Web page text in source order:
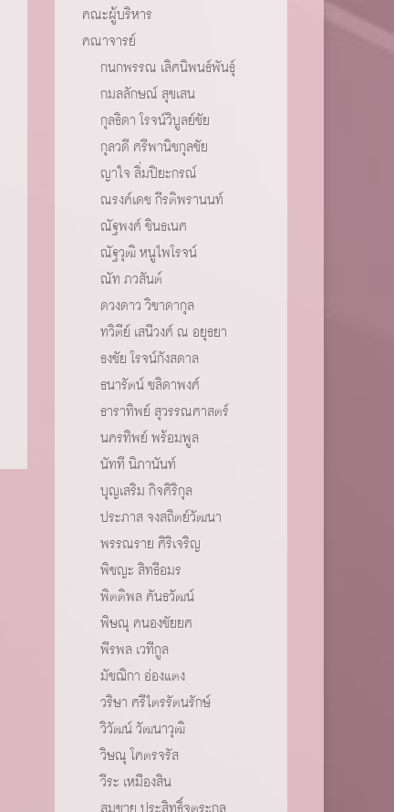
คณะผู้บริหาร
คณาจารย์
กนกพรรณ เลิศนิพนธ์พันธุ์
กมลลักษณ์ สุขเสน
กุลธิดา โรจน์วิบูลย์ชัย
กุลวดี ศรีพานิชกุลชัย
ญาใจ ลิ่มปิยะกรณ์
ณรงค์เดช กีรติพรานนท์
ณัฐพงศ์ ชินธเนศ
ณัฐวุฒิ หนูไพโรจน์
ณัท ภวสันต์
ดวงดาว วิชาดากุล
ทวิตีย์ เสนีวงศ์ ณ อยุธยา
ธงชัย โรจน์กังสดาล
ธนารัตน์ ชลิดาพงศ์
ธาราทิพย์ สุวรรณศาสตร์
นครทิพย์ พร้อมพูล
นัทที นิภานันท์
บุญเสริม กิจศิริกุล
ประภาส จงสถิตย์วัฒนา
พรรณราย ศิริเจริญ
พิชญะ สิทธีอมร
พิตติพล คันธวัฒน์
พิษณุ คนองชัยยศ
พีรพล เวทีกูล
มัชฌิกา อ่องแตง
วริษา ศรีไตรรัตนรักษ์
วิวัฒน์ วัฒนาวุฒิ
วิษณุ โคตรจรัส
วีระ เหมืองสิน